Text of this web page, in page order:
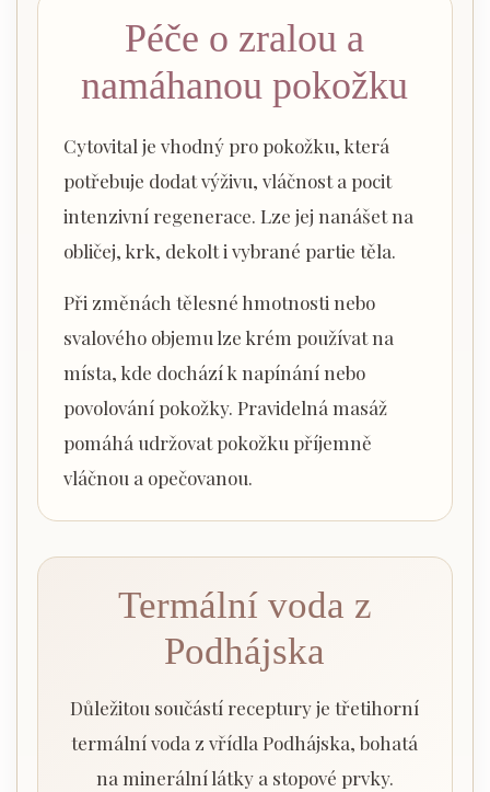
Péče o zralou a
namáhanou pokožku
Cytovital je vhodný pro pokožku, která
potřebuje dodat výživu, vláčnost a pocit
intenzivní regenerace. Lze jej nanášet na
obličej, krk, dekolt i vybrané partie těla.
Při změnách tělesné hmotnosti nebo
svalového objemu lze krém používat na
místa, kde dochází k napínání nebo
povolování pokožky. Pravidelná masáž
pomáhá udržovat pokožku příjemně
vláčnou a opečovanou.
Termální voda z
Podhájska
Důležitou součástí receptury je třetihorní
termální voda z vřídla Podhájska, bohatá
na minerální látky a stopové prvky.